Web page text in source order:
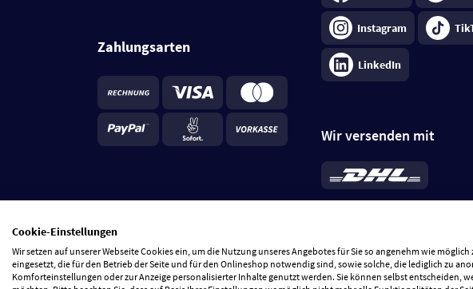
Zahlungsarten
Instagram
LinkedIn
Wir versenden mit
*Standard 6,95 €; bei Kühlware
je Bestellung, insgesamt 7,94
Cookie-Einstellungen
Wir setzen auf unserer Webseite Cookies ein, um die Nutzung unseres Angebotes für Sie so angenehm wie
eingesetzt, die für den Betrieb der Seite und für den Onlineshop notwendig sind, sowie solche, die lediglich zu
Komforteinstellungen oder zur Anzeige personalisierter Inhalte genutzt werden. Sie können selbst entscheiden,